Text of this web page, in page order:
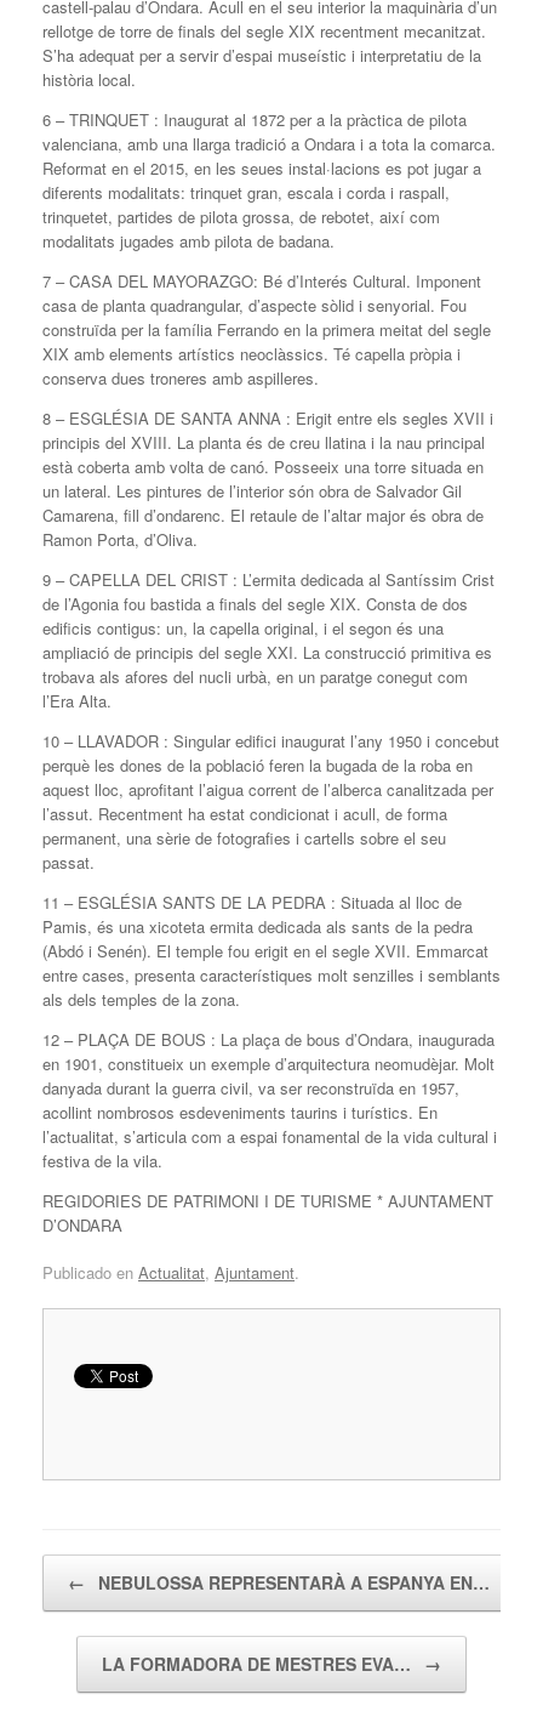
castell-palau d’Ondara. Acull en el seu interior la maquinària d’un
rellotge de torre de finals del segle XIX recentment mecanitzat.
S’ha adequat per a servir d’espai museístic i interpretatiu de la
història local.
6 – TRINQUET : Inaugurat al 1872 per a la pràctica de pilota
valenciana, amb una llarga tradició a Ondara i a tota la comarca.
Reformat en el 2015, en les seues instal·lacions es pot jugar a
diferents modalitats: trinquet gran, escala i corda i raspall,
trinquetet, partides de pilota grossa, de rebotet, així com
modalitats jugades amb pilota de badana.
7 – CASA DEL MAYORAZGO: Bé d’Interés Cultural. Imponent
casa de planta quadrangular, d’aspecte sòlid i senyorial. Fou
construïda per la família Ferrando en la primera meitat del segle
XIX amb elements artístics neoclàssics. Té capella pròpia i
conserva dues troneres amb aspilleres.
8 – ESGLÉSIA DE SANTA ANNA : Erigit entre els segles XVII i
principis del XVIII. La planta és de creu llatina i la nau principal
està coberta amb volta de canó. Posseeix una torre situada en
un lateral. Les pintures de l’interior són obra de Salvador Gil
Camarena, fill d’ondarenc. El retaule de l’altar major és obra de
Ramon Porta, d’Oliva.
9 – CAPELLA DEL CRIST : L’ermita dedicada al Santíssim Crist
de l’Agonia fou bastida a finals del segle XIX. Consta de dos
edificis contigus: un, la capella original, i el segon és una
ampliació de principis del segle XXI. La construcció primitiva es
trobava als afores del nucli urbà, en un paratge conegut com
l’Era Alta.
10 – LLAVADOR : Singular edifici inaugurat l’any 1950 i concebut
perquè les dones de la població feren la bugada de la roba en
aquest lloc, aprofitant l’aigua corrent de l’alberca canalitzada per
l’assut. Recentment ha estat condicionat i acull, de forma
permanent, una sèrie de fotografies i cartells sobre el seu
passat.
11 – ESGLÉSIA SANTS DE LA PEDRA : Situada al lloc de
Pamis, és una xicoteta ermita dedicada als sants de la pedra
(Abdó i Senén). El temple fou erigit en el segle XVII. Emmarcat
entre cases, presenta característiques molt senzilles i semblants
als dels temples de la zona.
12 – PLAÇA DE BOUS : La plaça de bous d’Ondara, inaugurada
en 1901, constitueix un exemple d’arquitectura neomudèjar. Molt
danyada durant la guerra civil, va ser reconstruïda en 1957,
acollint nombrosos esdeveniments taurins i turístics. En
l’actualitat, s’articula com a espai fonamental de la vida cultural i
festiva de la vila.
REGIDORIES DE PATRIMONI I DE TURISME * AJUNTAMENT
D’ONDARA
Publicado en Actualitat, Ajuntament.
← NEBULOSSA REPRESENTARÀ A ESPANYA EN…
LA FORMADORA DE MESTRES EVA… →